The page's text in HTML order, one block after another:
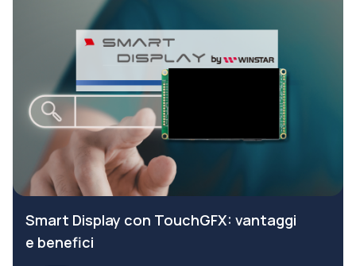
Smart Display con TouchGFX: vantaggi
e benefici